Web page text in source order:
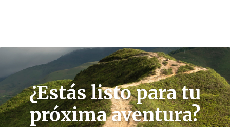
¿Estás listo para tu
próxima aventura?